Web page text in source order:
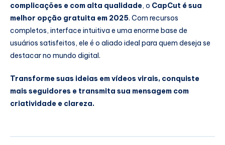
complicações e com alta qualidade, o CapCut é sua
melhor opção gratuita em 2025. Com recursos
completos, interface intuitiva e uma enorme base de
usuários satisfeitos, ele é o aliado ideal para quem deseja se
destacar no mundo digital.
Transforme suas ideias em vídeos virais, conquiste
mais seguidores e transmita sua mensagem com
criatividade e clareza.